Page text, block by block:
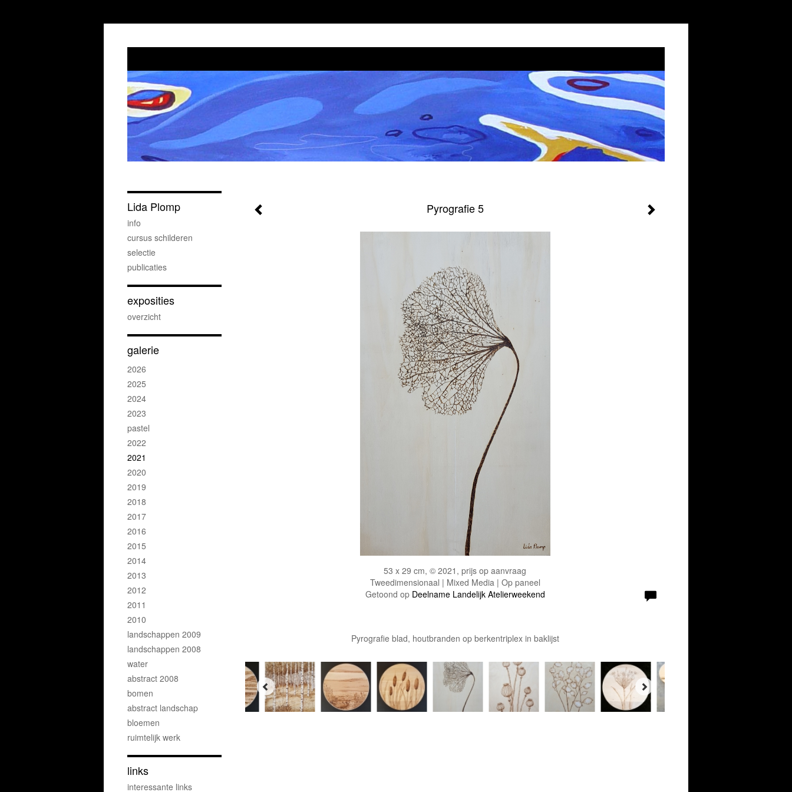
Pyrografie 5
53 x 29 cm, © 2021, prijs op aanvraag
Tweedimensionaal | Mixed Media | Op paneel
Getoond op Deelname Landelijk Atelierweekend
Pyrografie blad, houtbranden op berkentriplex in baklijst
Lida Plomp
info
cursus schilderen
selectie
publicaties
exposities
overzicht
galerie
2026
2025
2024
2023
pastel
2022
2021
2020
2019
2018
2017
2016
2015
2014
2013
2012
2011
2010
landschappen 2009
landschappen 2008
water
abstract 2008
bomen
abstract landschap
bloemen
ruimtelijk werk
links
interessante links